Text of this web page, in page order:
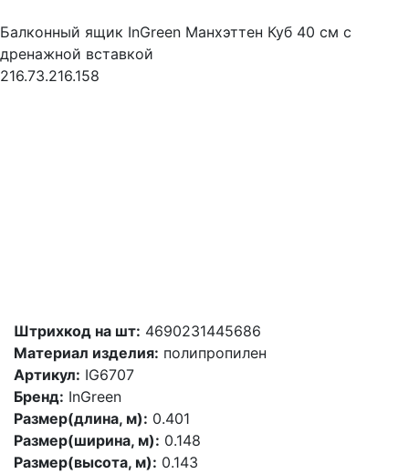
Балконный ящик InGreen Манхэттен Куб 40 см c
дренажной вставкой
216.73.216.158
Штрихкод на шт: 4690231445686
Материал изделия: полипропилен
Артикул: IG6707
Бренд: InGreen
Размер(длина, м): 0.401
Размер(ширина, м): 0.148
Размер(высота, м): 0.143